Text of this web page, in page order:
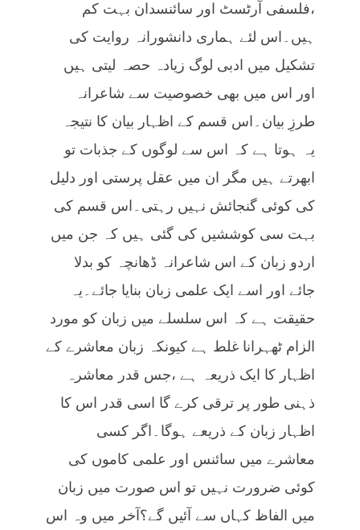
،فلسفی آرٹسٹ اور سائنسدان بہت کم
ہیں۔اس لئے ہماری دانشورانہ روایت کی
تشکیل میں ادبی لوگ زیادہ حصہ لیتی ہیں
اور اس میں بھی خصوصیت سے شاعرانہ
طرزِ بیان۔اس قسم کے اظہار بیان کا نتیجہ
یہ ہوتا ہے کہ اس سے لوگوں کے جذبات تو
ابھرتے ہیں مگر ان میں عقل پرستی اور دلیل
کی کوئی گنجائش نہیں رہتی۔اس قسم کی
بہت سی کوششیں کی گئی ہیں کہ جن میں
اردو زبان کے اس شاعرانہ ڈھانچہ کو بدلا
جائے اور اسے ایک علمی زبان بنایا جائے۔یہ
حقیقت ہے کہ اس سلسلے میں زبان کو مورد
الزام ٹھہرانا غلط ہے کیونکہ زبان معاشرے کے
اظہار کا ایک ذریعہ ہے ،جس قدر معاشرہ
ذہنی طور پر ترقی کرے گا اسی قدر اس کا
اظہار زبان کے ذریعے ہوگا۔اگر کسی
معاشرے میں سائنس اور علمی کاموں کی
کوئی ضرورت نہیں تو اس صورت میں زبان
میں الفاظ کہاں سے آئیں گے؟آخر میں وہ اس